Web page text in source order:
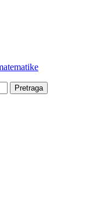
Pretraga